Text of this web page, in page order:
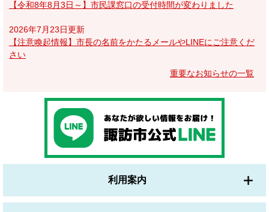
【令和8年8月3日～】市民課窓口の受付時間が変わりました
2026年7月23日更新
【注意喚起情報】市長の名前をかたるメールやLINEにご注意くだ
さい
重要なお知らせの一覧
利用案内